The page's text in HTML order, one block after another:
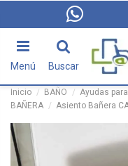
Menú Buscar
Inicio BAÑO Ayudas
BAÑERA
Asiento Bañera